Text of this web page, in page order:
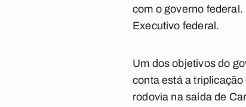
com o governo
Executivo federal.
Um dos objetivos do
conta está a
rodovia na saída de